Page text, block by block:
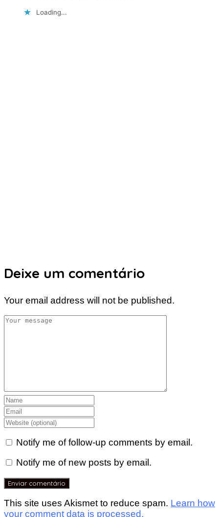
Loading...
Deixe um comentário
Your email address will not be published.
Notify me of follow-up comments by email.
Notify me of new posts by email.
This site uses Akismet to reduce spam. Learn how
your comment data is processed.